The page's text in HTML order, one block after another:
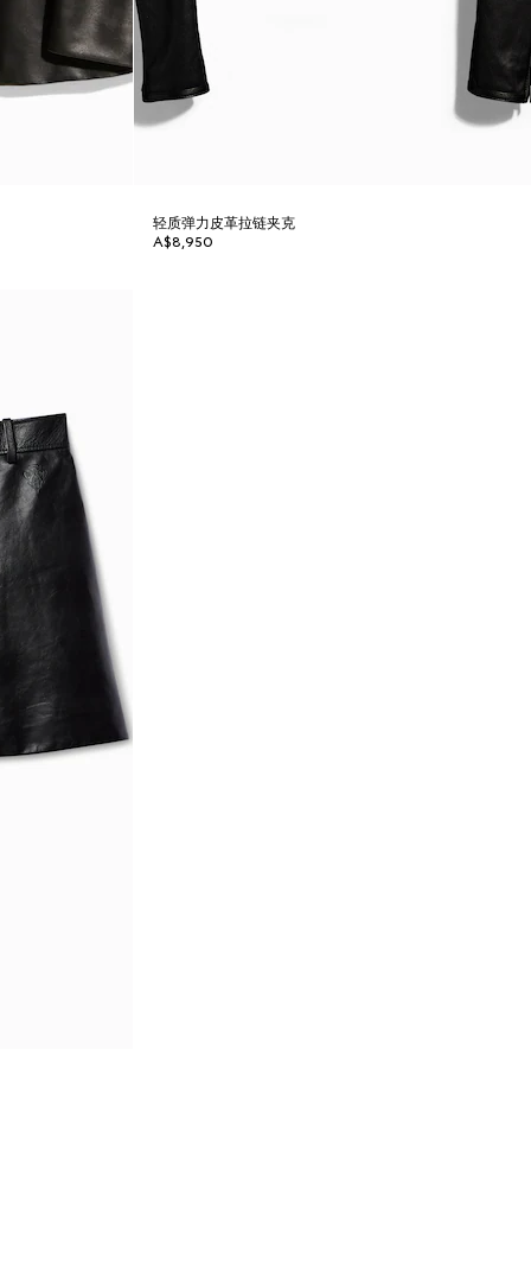
轻质弹力皮革拉链夹克
A$8,950